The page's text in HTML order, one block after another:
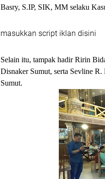
Basry, S.IP, SIK, MM selaku
masukkan script iklan disini
Selain itu, tampak hadir Ririn
Disnaker Sumut, serta Sevline
Sumut.